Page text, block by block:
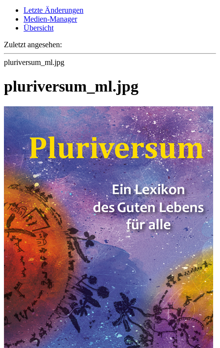
Letzte Änderungen
Medien-Manager
Übersicht
Zuletzt angesehen:
pluriversum_ml.jpg
pluriversum_ml.jpg